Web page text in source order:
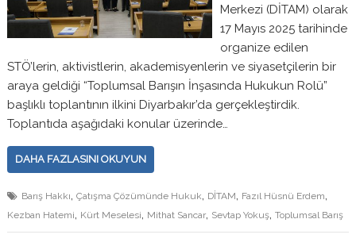
Merkezi (DİTAM) olarak
17 Mayıs 2025 tarihinde
organize edilen
STÖ’lerin, aktivistlerin, akademisyenlerin ve siyasetçilerin bir
araya geldiği “Toplumsal Barışın İnşasında Hukukun Rolü”
başlıklı toplantının ilkini Diyarbakır’da gerçekleştirdik.
Toplantıda aşağıdaki konular üzerinde…
DAHA FAZLASINI OKUYUN
Barış Hakkı,Çatışma Çözümünde Hukuk, DİTAM, Fazıl Hüsnü Erdem,
Kezban Hatemi, Kürt Meselesi, Mithat Sancar, Sevtap Yokuş,Toplumsal Barış